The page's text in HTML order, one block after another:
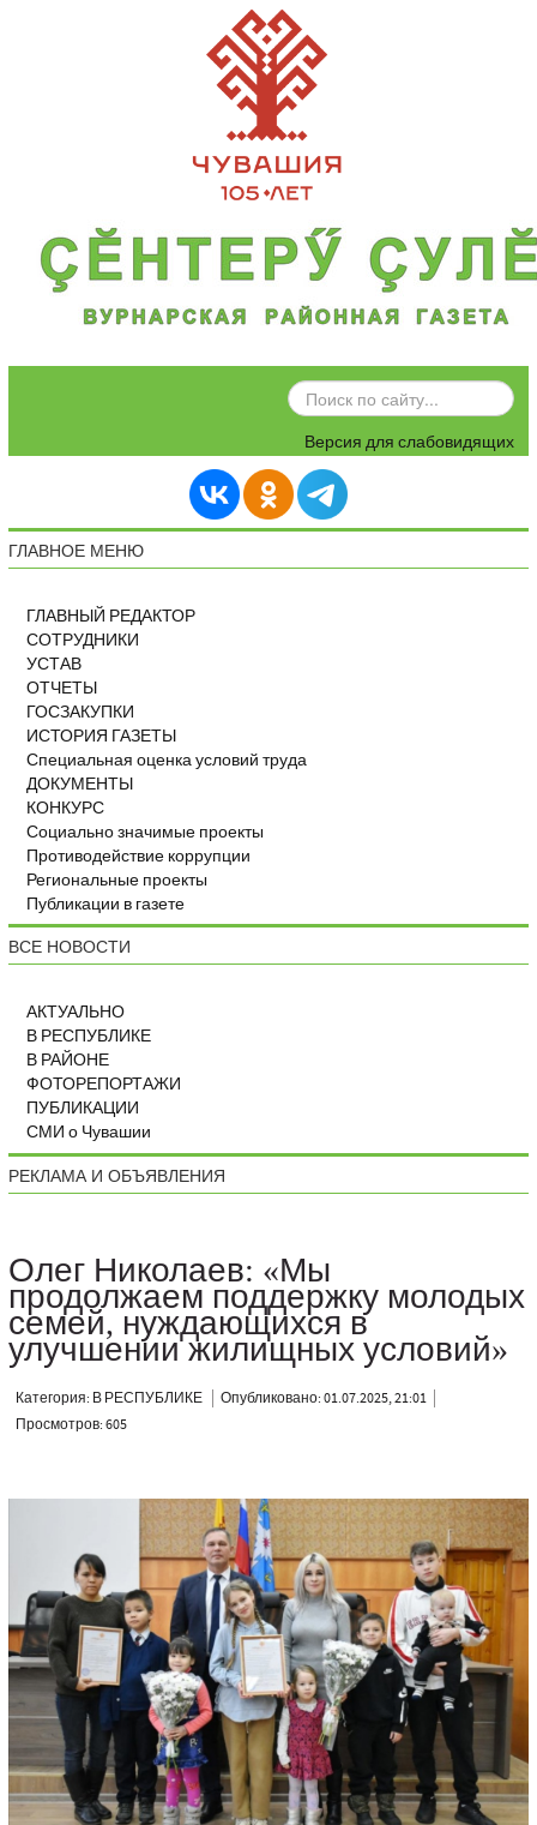
ИСКАТЬ...
Версия для слабовидящих
ГЛАВНОЕ МЕНЮ
ГЛАВНЫЙ РЕДАКТОР
СОТРУДНИКИ
УСТАВ
ОТЧЕТЫ
ГОСЗАКУПКИ
ИСТОРИЯ ГАЗЕТЫ
Специальная оценка условий труда
ДОКУМЕНТЫ
КОНКУРС
Социально значимые проекты
Противодействие коррупции
Региональные проекты
Публикации в газете
ВСЕ НОВОСТИ
АКТУАЛЬНО
В РЕСПУБЛИКЕ
В РАЙОНЕ
ФОТОРЕПОРТАЖИ
ПУБЛИКАЦИИ
СМИ о Чувашии
РЕКЛАМА И ОБЪЯВЛЕНИЯ
Олег Николаев: «Мы
продолжаем поддержку молодых
семей, нуждающихся в
улучшении жилищных условий»
Категория: В РЕСПУБЛИКЕ
Опубликовано: 01.07.2025, 21:01
Просмотров: 605